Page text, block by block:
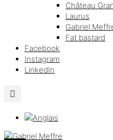
Château
Laurus
Gabriel
Fat bastard
Facebook
Instagram
LinkedIn